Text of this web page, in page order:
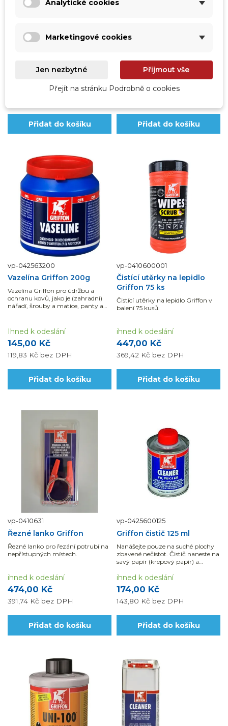
250 ml
359,00 Kč
Přidat do košíku
226,00 Kč
Ihned k odeslání
Přidat do košíku
vp-042563200
Vazelína Griffon 200g
Vazelína Griffon pro údržbu a
ochranu kovů, jako je (zahradní)
nářadí, šrouby a matice, panty a
145,00 Kč
119,83 Kč bez DPH
Ihned k odeslání
Přidat do košíku
vp-0410600001
Čistící utěrky na lepidlo
Griffon 75 ks
Čistící utěrky na lepidlo Griffon v
balení 75 kusů.
447,00 Kč
369,42 Kč bez DPH
ihned k odeslání
Přidat do košíku
vp-0410631
Řezné lanko Griffon
Řezné lanko pro řezání potrubí na
nepřístupných místech.
474,00 Kč
391,74 Kč bez DPH
ihned k odeslání
Přidat do košíku
vp-0425600125
Griffon čistič 125 ml
Nanášejte pouze na suché plochy
zbavené nečistot. Čistič naneste na
savý papír (krepový papír) a
174,00 Kč
143,80 Kč bez DPH
ihned k odeslání
Přidat do košíku
Analytické cookies
Marketingové cookies
Jen nezbytné Přijmout vše
Přejít na stránku Podrobně o cookies